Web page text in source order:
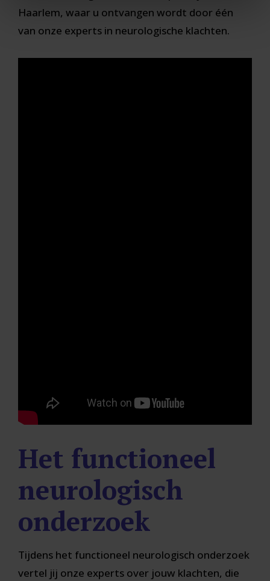
Haarlem, waar u ontvangen wordt door één
van onze experts in neurologische klachten.
Het functioneel
neurologisch
onderzoek
Tijdens het functioneel neurologisch onderzoek
vertel jij onze experts over jouw klachten, die